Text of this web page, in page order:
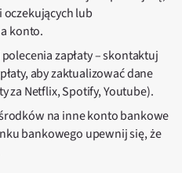
oczekujących lub
konto.
zapłaty – skontaktuj
aby zaktualizować dane
za Netflix, Spotify, Youtube).
na inne konto bankowe
bankowego upewnij się, że